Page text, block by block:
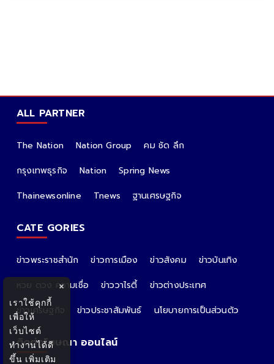
ALL PARTNER
The Nation Nation Group
คม ชัด ลึก
กรุงเทพธุรกิจ
Nation
Spring News
Thainewsonline
Tnews ฐานเศรษฐกิจ
CATE GORIES
ข่าวพระราชสำนัก ข่าวการเมือง ข่าวสังคม
ข่าวบันเทิง
หวย ดวง ความเชื่อ
ข่าววาไรตี้
ข่าวต่างประเทศ
ข่าวเศรษฐกิจ
ข่าวประชาสัมพันธ์ นโยบายการเป็นส่วนตัว
ติดต่อโฆษณา ออนไลน์
×
เราใช้คุกกี้
เพื่อให้
เว็บไซต์
ทำงานได้ดี
ขึ้น เพิ่มเติม